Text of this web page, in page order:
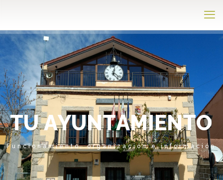
TU AYUNTAMIENTO
Funcionamiento, organización e información